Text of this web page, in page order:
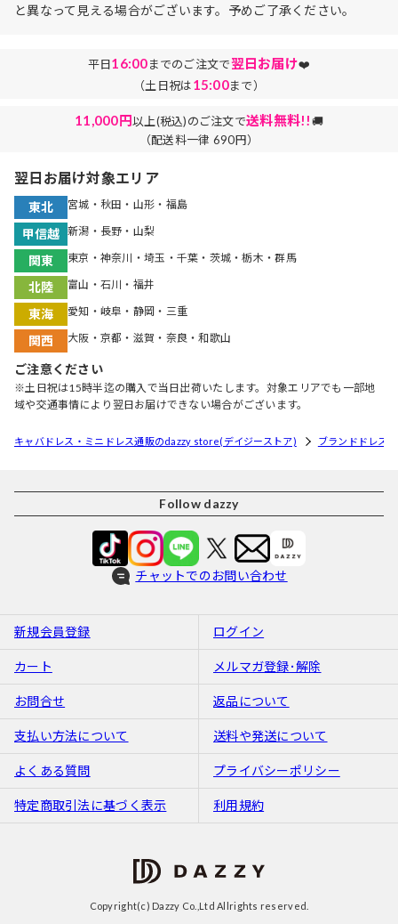
と異なって見える場合がございます。予めご了承ください。
平日16:00までのご注文で翌日お届け❤️
（土日祝は15:00まで）
11,000円以上(税込)のご注文で送料無料!!🚚
（配送料一律 690円）
翌日お届け対象エリア
東北 宮城・秋田・山形・福島
甲信越 新潟・長野・山梨
関東 東京・神奈川・埼玉・千葉・茨城・栃木・群馬
北陸 富山・石川・福井
東海 愛知・岐阜・静岡・三重
関西 大阪・京都・滋賀・奈良・和歌山
ご注意ください
※土日祝は15時半迄の購入で当日出荷いたします。対象エリアでも一部地
域や交通事情により翌日お届けできない場合がございます。
キャバドレス・ミニドレス通販のdazzy store(デイジーストア) ブランドドレス
Follow dazzy
チャットでのお問い合わせ
新規会員登録 ログイン
カート メルマガ登録･解除
お問合せ 返品について
支払い方法について 送料や発送について
よくある質問 プライバシーポリシー
特定商取引法に基づく表示 利用規約
Copyright(c) Dazzy Co.,Ltd Allrights reserved.